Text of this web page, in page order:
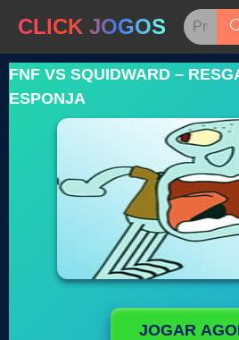
CLICK JOGOS
FNF VS SQUIDWARD –
ESPONJA
JOGAR